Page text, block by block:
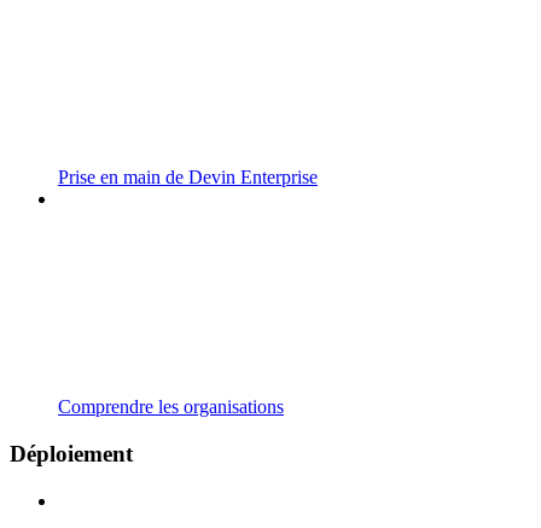
Prise en main de Devin Enterprise
Comprendre les organisations
Déploiement